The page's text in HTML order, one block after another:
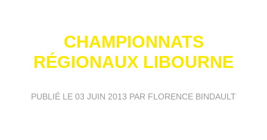
CHAMPIONNATS
RÉGIONAUX LIBOURNE
PUBLIÉ LE 03 JUIN 2013 PAR FLORENCE BINDAULT